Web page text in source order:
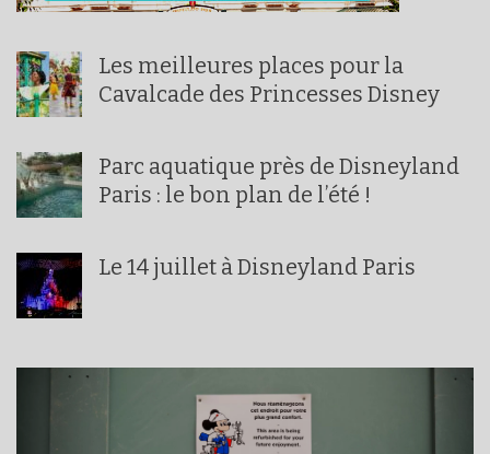
Les meilleures places pour la
Cavalcade des Princesses Disney
Parc aquatique près de Disneyland
Paris : le bon plan de l’été !
Le 14 juillet à Disneyland Paris